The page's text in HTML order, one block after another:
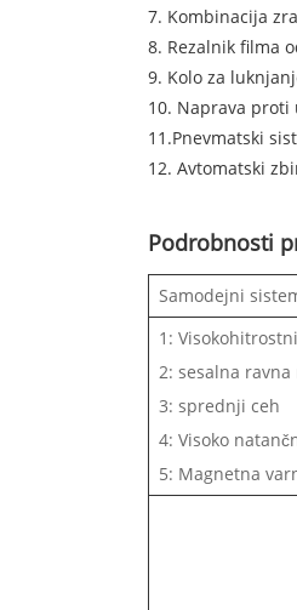
7. Kombinacija
8. Rezalnik filma
9. Kolo za
10. Naprava
11.Pnevmatski
12. Avtomatski
Podrobnosti
Samodejni
1:
2: sesalna
3: sprednji ceh
4: Visoko
5: Magnetna